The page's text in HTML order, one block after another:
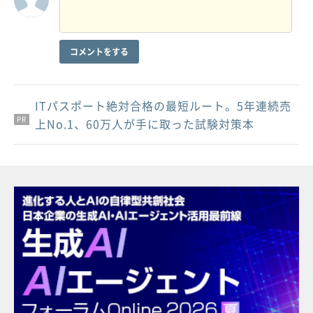
コメントをする
PR
PR
PR
ITパスポート絶対合格の最短ルート。5年連続売
上No.1、60万人が手に取った試験対策本